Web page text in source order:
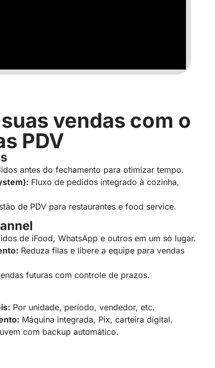
vendas com o
PDV
antes do fechamento para otimizar tempo.
Fluxo de pedidos integrado à cozinha,
de PDV para restaurantes e food service.
de iFood, WhatsApp e outros em um só lugar.
Reduza filas e libere a equipe para vendas
futuras com controle de prazos.
Por unidade, período, vendedor, etc.
Máquina integrada, Pix, carteira digital.
com backup automático.